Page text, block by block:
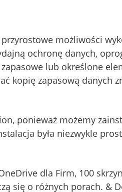
możliwości
ochronę danych,
lub określone
kopię zapasową danych
ponieważ możemy
była niezwykle
dla Firm, 100
się o różnych porach. &